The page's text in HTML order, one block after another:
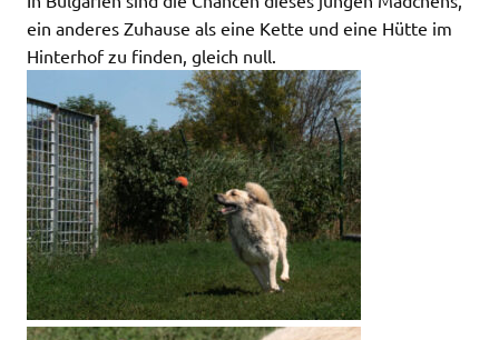
ein anderes Zuhause als eine Kette und eine Hütte im
Hinterhof zu finden, gleich null.